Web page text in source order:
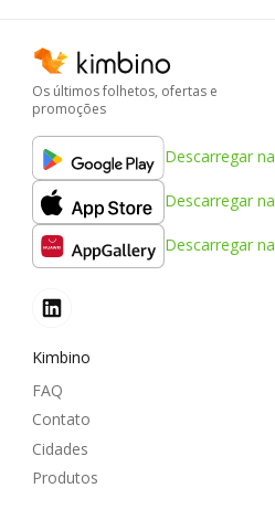
Os últimos folhetos, ofertas e
promoções
Descarregar na
Descarregar na
Descarregar na
Kimbino
FAQ
Contato
Cidades
Produtos